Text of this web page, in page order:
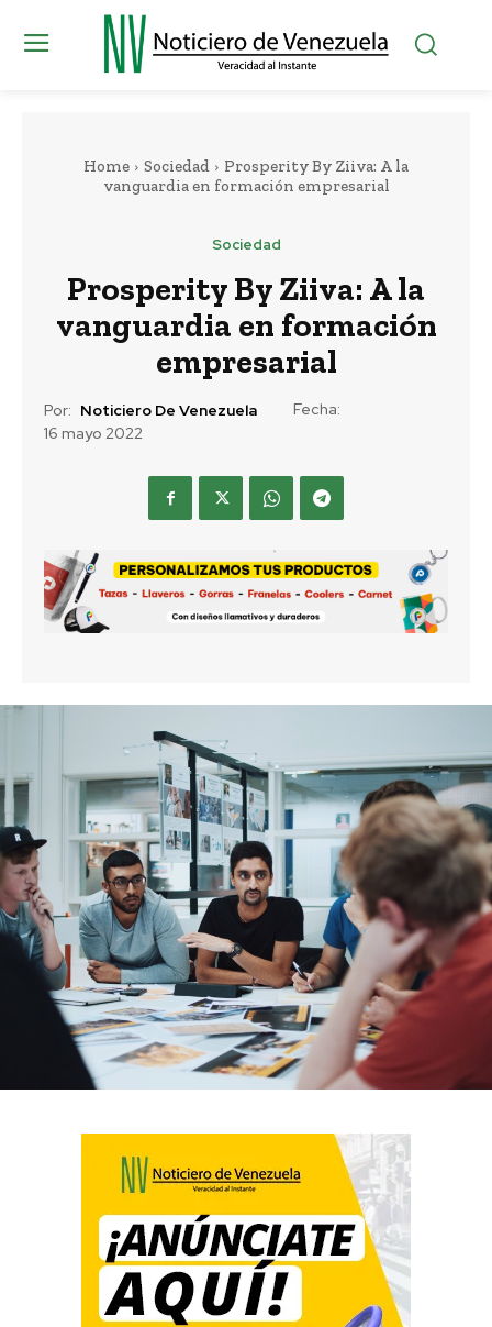
Home Sociedad
Prosperity By Ziiva: A la
vanguardia en formación empresarial
Sociedad
Prosperity By Ziiva: A la
vanguardia en formación
empresarial
Por: Noticiero De Venezuela
Fecha:
16 mayo 2022